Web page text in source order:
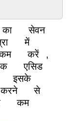
का
सेवन
में
करें
,
एसिड
इसके
करने
से
कम